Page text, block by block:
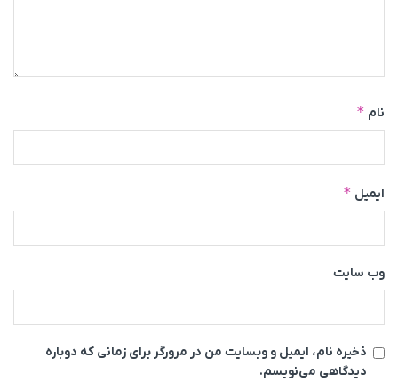
نام *
ایمیل *
وب‌ سایت
ذخیره نام، ایمیل و وبسایت من در مرورگر برای زمانی که دوباره
دیدگاهی می‌نویسم.